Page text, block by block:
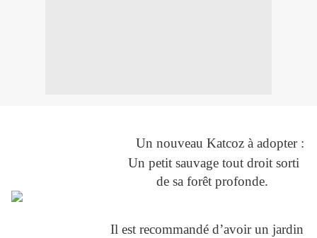
Un nouveau Katcoz à adopter :
Un petit sauvage tout droit sorti
de sa forêt profonde.
Il est recommandé d’avoir un jardin